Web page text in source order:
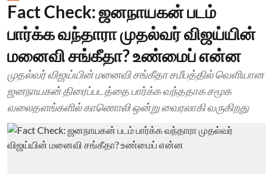
Fact Check: ஜனநாயகன் படம்
பார்க்க வந்தாரா முதல்வர் விஜய்யின்
மனைவி சங்கீதா? உண்மைப் என்ன
முதல்வர் விஜய்யின் மனைவி சங்கீதா சமீபத்தில் வெளியான
ஜனநாயகன் திரைப்படத்தை பார்க்க வந்ததாக சமூக
வலைதளங்களில் காணொலி ஒன்று வைரலாகி வருகிறது